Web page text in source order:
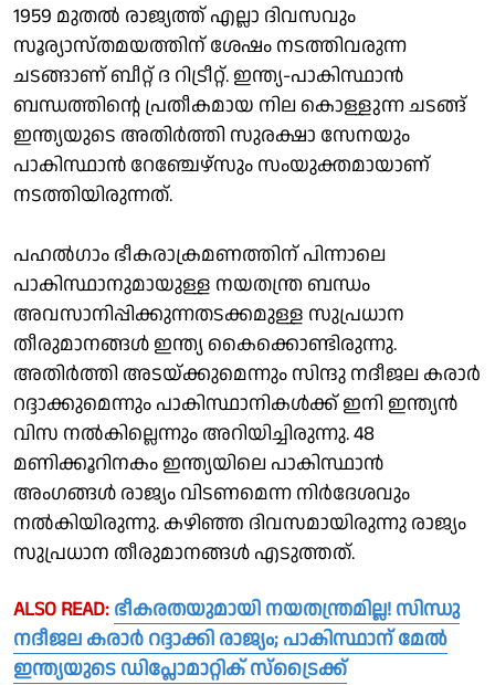
1959 മുതല്‍ രാജ്യത്ത് എല്ലാ ദിവസവും
സൂര്യാസ്തമയത്തിന് ശേഷം നടത്തിവരുന്ന
ചടങ്ങാണ് ബീറ്റ് ദ റിട്രീറ്റ്. ഇന്ത്യ-പാകിസ്ഥാന്‍
ബന്ധത്തിന്റെ പ്രതീകമായ നില കൊള്ളുന്ന ചടങ്ങ്
ഇന്ത്യയുടെ അതിര്‍ത്തി സുരക്ഷാ സേനയും
പാകിസ്ഥാന്‍ റേഞ്ചേഴ്‌സും സംയുക്തമായാണ്
നടത്തിയിരുന്നത്.
പഹല്‍ഗാം ഭീകരാക്രമണത്തിന് പിന്നാലെ
പാകിസ്ഥാനുമായുള്ള നയതന്ത്ര ബന്ധം
അവസാനിപ്പിക്കുന്നതടക്കമുള്ള സുപ്രധാന
തീരുമാനങ്ങള്‍ ഇന്ത്യ കൈക്കൊണ്ടിരുന്നു.
അതിര്‍ത്തി അടയ്ക്കുമെന്നും സിന്ദു നദീജല കരാര്‍
റദ്ദാക്കുമെന്നും പാകിസ്ഥാനികള്‍ക്ക് ഇനി ഇന്ത്യന്‍
വിസ നല്‍കില്ലെന്നും അറിയിച്ചിരുന്നു. 48
മണിക്കൂറിനകം ഇന്ത്യയിലെ പാകിസ്ഥാന്‍
അംഗങ്ങള്‍ രാജ്യം വിടണമെന്ന നിര്‍ദേശവും
നല്‍കിയിരുന്നു. കഴിഞ്ഞ ദിവസമായിരുന്നു രാജ്യം
സുപ്രധാന തീരുമാനങ്ങള്‍ എടുത്തത്.
ALSO READ: ഭീകരതയുമായി നയതന്ത്രമില്ല! സിന്ധു
നദീജല കരാര്‍ റദ്ദാക്കി രാജ്യം; പാകിസ്ഥാന് മേല്‍
ഇന്ത്യയുടെ ഡിപ്ലോമാറ്റിക് സ്ട്രൈക്ക്